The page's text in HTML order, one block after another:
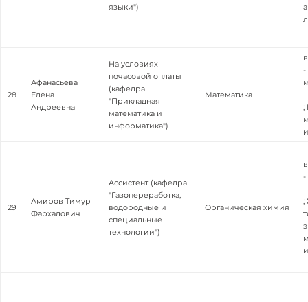
языки")
28
Афанасьева
Елена
Андреевна
На условиях
почасовой оплаты
(кафедра
"Прикладная
математика и
информатика")
Математика
-
;
29
Амиров Тимур
Фархадович
Ассистент (кафедра
"Газопереработка,
водородные и
специальные
технологии")
Органическая химия
-
;